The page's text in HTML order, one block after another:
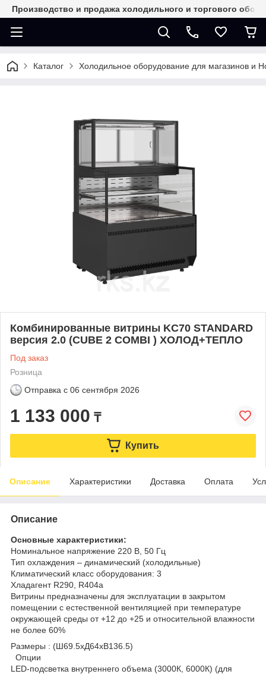
Производство и продажа холодильного и торгового
Каталог Холодильное оборудование для магазинов и
Комбинированные витрины KC70 STANDARD
версия 2.0 (CUBE 2 COMBI ) ХОЛОД+ТЕПЛО
Под заказ
Розница
Отправка с 06 сентября 2026
1 133 000 ₸
Купить
Описание Характеристики Доставка Оплата
Описание
Основные характеристики:
Номинальное напряжение 220 В, 50 Гц
Тип охлаждения – динамический (холодильные)
Климатический класс оборудования: 3
Хладагент R290, R404a
Витрины предназначены для эксплуатации в закрытом
помещении с естественной вентиляцией при температуре
окружающей среды от +12 до +25 и относительной влажности
не более 60%
Размеры : (Ш69.5хД64хВ136.5)
Опции
LED-подсветка внутреннего объема (3000К, 6000К) (для